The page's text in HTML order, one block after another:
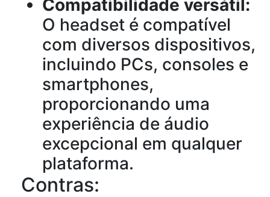
Compatibilidade versátil:
O headset é compatível
com diversos dispositivos,
incluindo PCs, consoles e
smartphones,
proporcionando uma
experiência de áudio
excepcional em qualquer
plataforma.
Contras: